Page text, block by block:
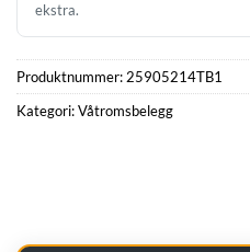
ekstra.
Produktnummer:25905214TB1
Kategori:Våtromsbelegg